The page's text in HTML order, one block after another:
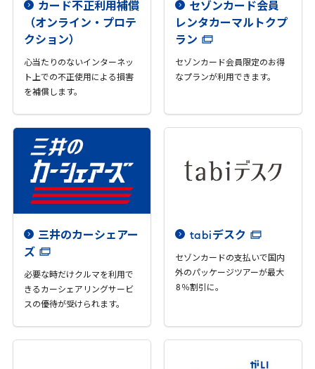
カード不正利用補償
（オンライン・プロテ
クション）
心当たりのないインターネッ
ト上での不正使用による損害
を補償します。
セゾンカード会員
レンタカーマルトクプ
ラン
セゾンカード会員限定のお得
なプランが利用できます。
三井のカーシェアー
ズ
必要な時だけクルマを利用で
きるカーシェアリングサービ
スの優待が受けられます。
tabiデスク
セゾンカードの支払いで国内
外のパッケージツアーが最大
8 ％割引に。